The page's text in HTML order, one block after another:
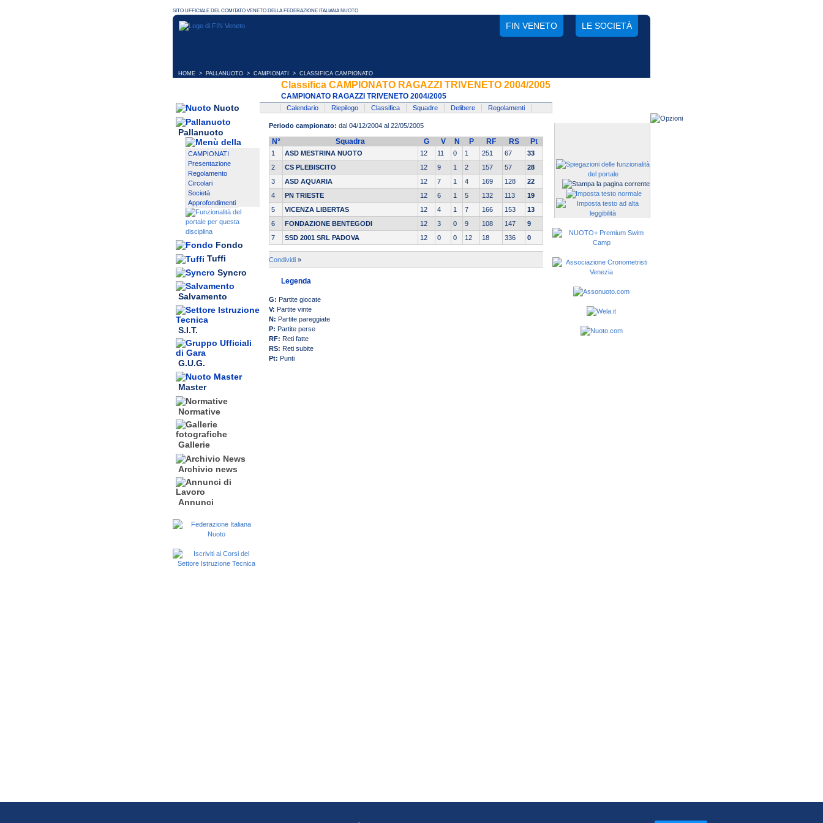
FIN VENETO LE SOCIETÀ
HOME > PALLANUOTO > CAMPIONATI > CLASSIFICA CAMPIONATO
Nuoto
Pallanuoto
CAMPIONATI
Presentazione
Regolamento
Circolari
Società
Approfondimenti
Fondo
Tuffi
Syncro
Salvamento
S.I.T.
G.U.G.
Master
Normative
Gallerie
Archivio news
Annunci
Classifica CAMPIONATO RAGAZZI TRIVENETO 2004/2005
CAMPIONATO RAGAZZI TRIVENETO 2004/2005
Calendario Riepilogo Classifica Squadre Delibere Regolamenti
Periodo campionato: dal 04/12/2004 al 22/05/2005
N° Squadra G V N P RF RS Pt
1 ASD MESTRINA NUOTO 12 11 0 1 251 67
33
2
CS PLEBISCITO 12 9 1 2 157 57
28
3
ASD AQUARIA 12 7 1 4 169 128
22
4
PN TRIESTE 12 6 1 5 132 113
19
5
VICENZA LIBERTAS 12 4 1 7 166 153
13
6
FONDAZIONE BENTEGODI 12 3 0 9 108 147
9
7
SSD 2001 SRL PADOVA 12 0 0 12 18 336 0
Condividi »
Legenda
G: Partite giocate
V: Partite vinte
N: Partite pareggiate
P: Partite perse
RF: Reti fatte
RS: Reti subite
Pt: Punti